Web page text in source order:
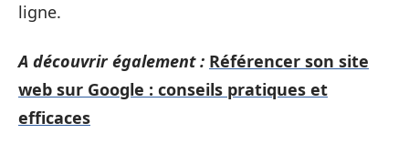
ligne.
A découvrir également : Référencer son site
web sur Google : conseils pratiques et
efficaces